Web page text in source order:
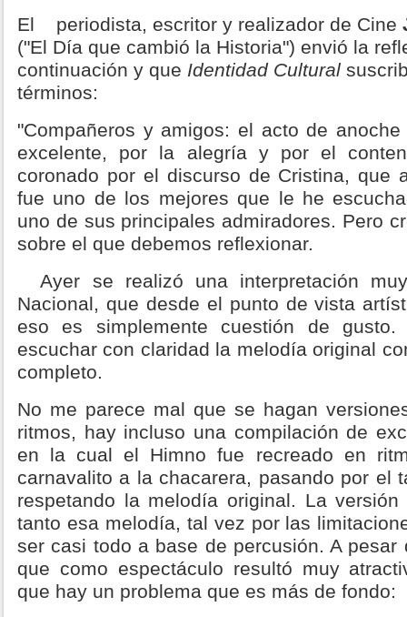
El
periodista, escritor y realizador de Cine
("El Día que cambió la Historia") envió la
continuación y que Identidad Cultural
términos:
"Compañeros y amigos: el acto de
excelente, por la alegría y por el
coronado por el discurso de Cristina, que
fue uno de los mejores que le he
uno de sus principales admiradores. Pero
sobre el que debemos reflexionar.
Ayer se realizó una interpretación
Nacional, que desde el punto de vista
eso es simplemente cuestión de
escuchar con claridad la melodía original
completo.
No me parece mal que se hagan
ritmos, hay incluso una compilación de
en la cual el Himno fue recreado en
carnavalito a la chacarera, pasando por el
respetando la melodía original. La
tanto esa melodía, tal vez por las
ser casi todo a base de percusión. A
que como espectáculo resultó muy
que hay un problema que es más de fondo: